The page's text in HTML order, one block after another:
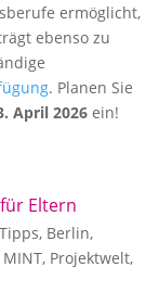
ermöglicht,
ebenso zu
. Planen Sie
April 2026 ein!
Eltern
, Berlin,
MINT, Projektwelt,